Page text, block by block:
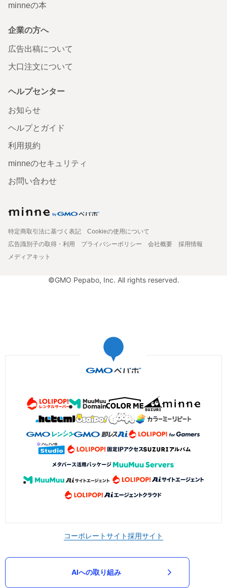
minneの本
企業の方へ
広告出稿について
大口注文について
ヘルプセンター
お知らせ
ヘルプとガイド
利用規約
minneのセキュリティ
お問い合わせ
特定商取引法に基づく表記
Cookieの使用について
広告識別子の取得・利用
プライバシーポリシー 会社概要
採用情報
メディアキット
©GMO Pepabo, Inc. All rights reserved.
コーポレートサイト採用サイト
AIへの取り組み